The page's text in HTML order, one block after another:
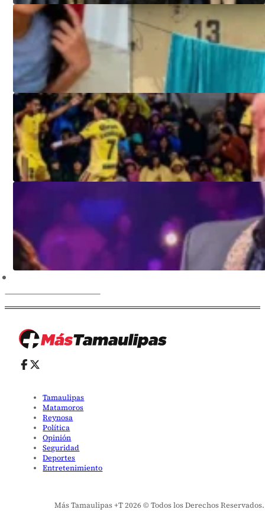
Tamaulipas
Matamoros
Reynosa
Política
Opinión
Seguridad
Deportes
Entretenimiento
Más Tamaulipas +T 2026 © Todos los Derechos